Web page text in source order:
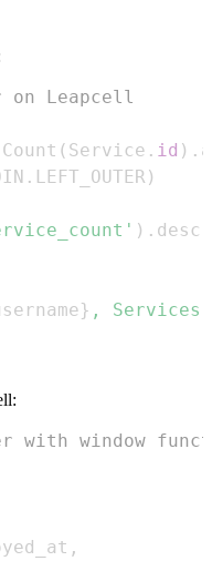
on Leapcell
Count ( Service . id ) .
. LEFT_OUTER )
) . desc
} ,
with window
,